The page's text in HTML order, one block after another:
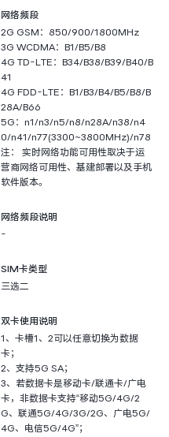
网络频段
2G GSM：850/900/1800MHz
3G WCDMA：B1/B5/B8
4G TD-LTE：B34/B38/B39/B40/B
41
4G FDD-LTE：B1/B3/B4/B5/B8/B
28A/B66
5G：n1/n3/n5/n8/n28A/n38/n4
0/n41/n77(3300~3800MHz)/n78
注： 实时网络功能可用性取决于运
营商网络可用性、基建部署以及手机
软件版本。
网络频段说明
-
SIM卡类型
三选二
双卡使用说明
1、卡槽1、2可以任意切换为数据
卡；
2、支持5G SA；
3、若数据卡是移动卡/联通卡/广电
卡，非数据卡支持“移动5G/4G/2
G、联通5G/4G/3G/2G、广电5G/
4G、电信5G/4G”；